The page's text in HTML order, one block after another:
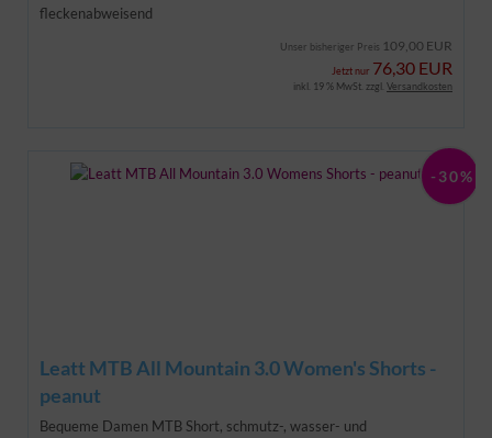
fleckenabweisend
Unser bisheriger Preis 109,00 EUR
Jetzt nur 76,30 EUR
inkl. 19 % MwSt. zzgl. Versandkosten
Leatt MTB All Mountain 3.0 Women's Shorts -
peanut
Bequeme Damen MTB Short, schmutz-, wasser- und
-30%